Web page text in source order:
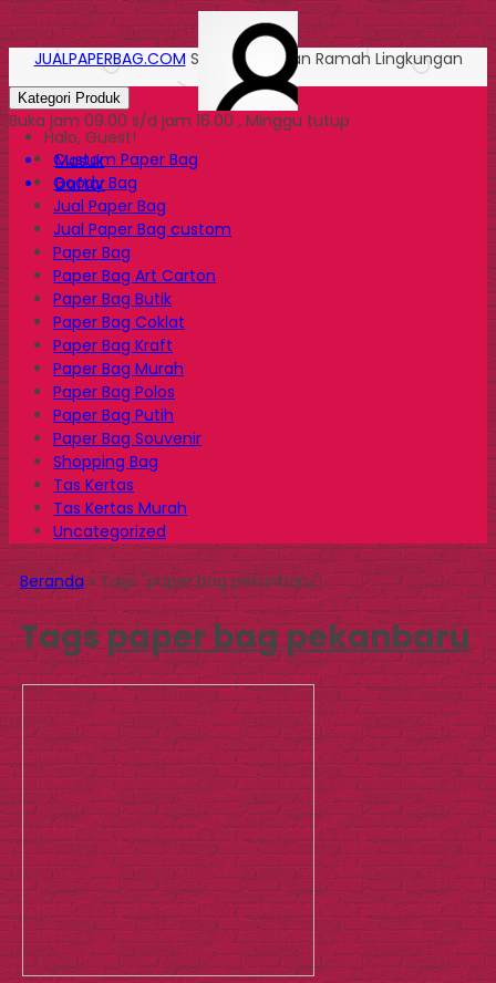
Halo, Guest!
Masuk
Daftar
JUALPAPERBAG.COM Solusi Kemasan Ramah Lingkungan
Kategori Produk
Buka jam 09.00 s/d jam 16.00 , Minggu tutup
Custom Paper Bag
Goody Bag
Jual Paper Bag
Jual Paper Bag custom
Paper Bag
Paper Bag Art Carton
Paper Bag Butik
Paper Bag Coklat
Paper Bag Kraft
Paper Bag Murah
Paper Bag Polos
Paper Bag Putih
Paper Bag Souvenir
Shopping Bag
Tas Kertas
Tas Kertas Murah
Uncategorized
Beranda»Tags "paper bag pekanbaru"
Tagspaper bag pekanbaru